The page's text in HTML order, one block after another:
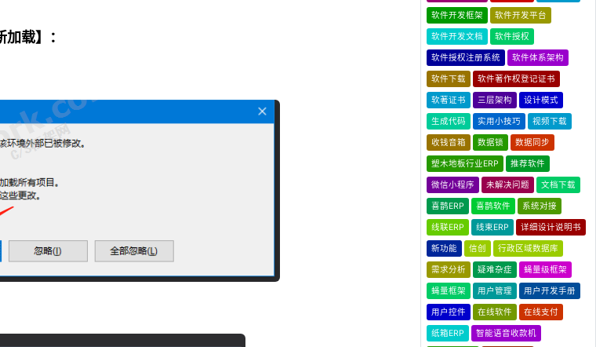
载】：
软件开发框架 软件开发平台
软件开发文档 软件授权
软件授权注册系统 软件体系架构
软件下载 软件著作权登记证书
软著证书 三层架构 设计模式
生成代码 实用小技巧 视频下载
收钱音箱 数据锁 数据同步
塑木地板行业ERP 推荐软件
微信小程序 未解决问题 文档下载
喜鹊ERP 喜鹊软件 系统对接
线联ERP 线束ERP 详细设计说明书
新功能 信创 行政区域数据库
需求分析 疑难杂症 蝇量级框架
蝇量框架 用户管理 用户开发手册
用户控件 在线软件 在线支付
纸箱ERP 智能语音收款机